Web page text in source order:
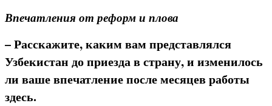
Впечатления от реформ и плова
– Расскажите, каким вам представлялся
Узбекистан до приезда в страну, и изменилось
ли ваше впечатление после месяцев работы
здесь.